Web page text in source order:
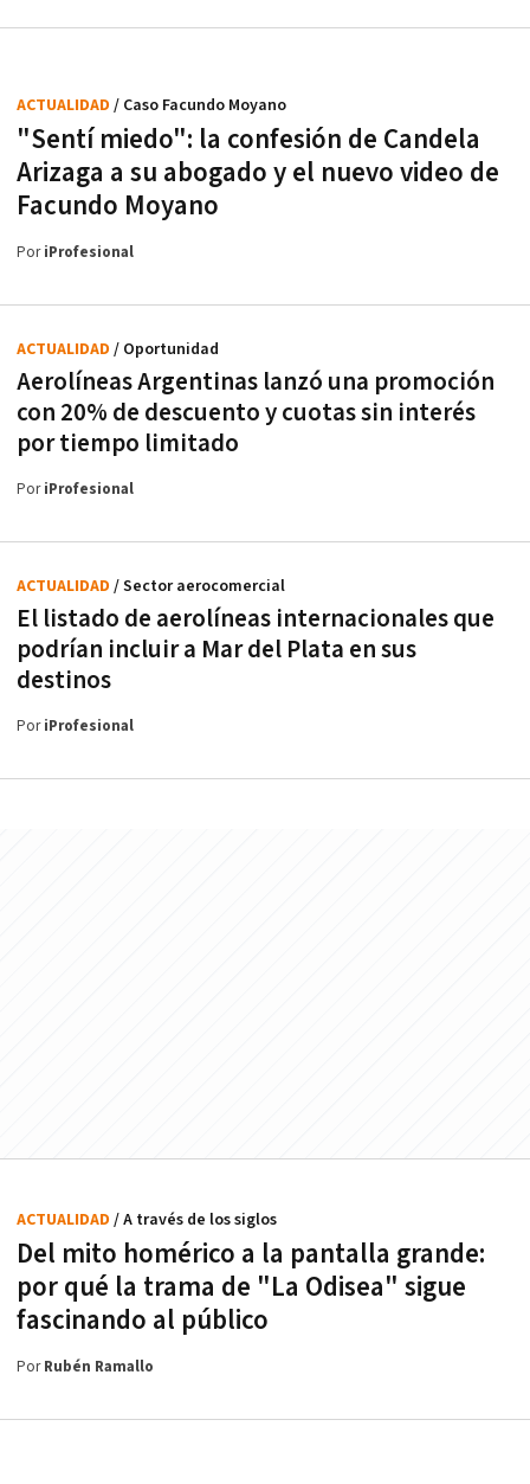
"Sentí miedo": la confesión de Candela
Arizaga a su abogado y el nuevo video de
Facundo Moyano
ACTUALIDAD / Caso Facundo Moyano
PoriProfesional
Aerolíneas Argentinas lanzó una promoción
con 20% de descuento y cuotas sin interés
por tiempo limitado
ACTUALIDAD / Oportunidad
PoriProfesional
El listado de aerolíneas internacionales que
podrían incluir a Mar del Plata en sus
destinos
ACTUALIDAD / Sector aerocomercial
PoriProfesional
Del mito homérico a la pantalla grande:
por qué la trama de "La Odisea" sigue
fascinando al público
ACTUALIDAD / A través de los siglos
PorRubén Ramallo